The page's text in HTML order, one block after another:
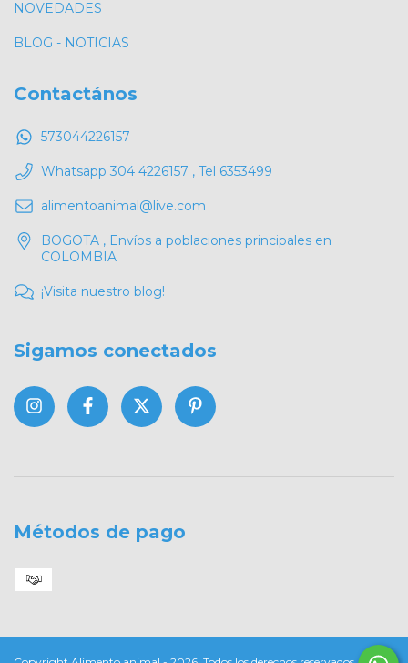
NOVEDADES
BLOG - NOTICIAS
Contactános
573044226157
Whatsapp 304 4226157 , Tel 6353499
alimentoanimal@live.com
BOGOTA , Envíos a poblaciones principales en
COLOMBIA
¡Visita nuestro blog!
Sigamos conectados
Métodos de pago